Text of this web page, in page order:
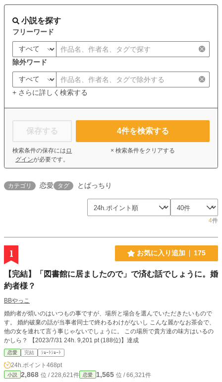
小説を探す
フリーワード
除外ワード
+ さらに詳しく検索する
保存する
検索条件の保存には ロ
グインが必要です。
4件を検索する
× 検索条件をクリアする
カテゴリ 恋愛 タグ とばっちり
4件
1 お気に入り追加 175
【完結】「図書館に居ましたので」で済む話でしょうに。婚
約者様？
BBやっこ
婚約者が煩いのはいつもの事ですが、場所と場合を選んでいただきたいもので
す。 婚約破棄の話が当事者同士で終わるわけがないし こんな麗かなお茶会で、
他の女を連れて言う事じゃないでしょうに。 この場所で貴方達の味方はいるの
かしら？ 【2023/7/31 24h. 9,201 pt (188位)】達成
恋愛 完結 ｼｮｰﾄｼｮｰﾄ
24h.ポイント 468pt
小説 2,868 位 / 228,621件 恋愛 1,565 位 / 66,321件